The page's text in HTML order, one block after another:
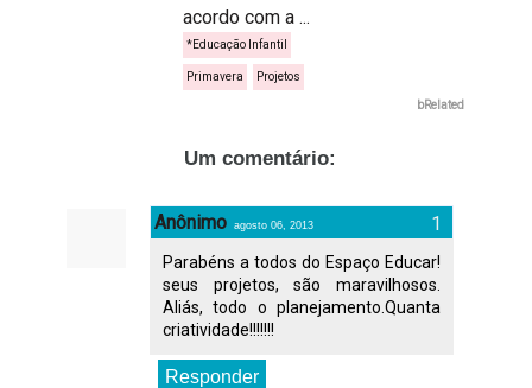
acordo com a ...
*Educação Infantil
Primavera Projetos
bRelated
Um comentário:
Anônimo agosto 06, 2013
Parabéns a todos do Espaço Educar!
seus projetos, são maravilhosos.
Aliás, todo o planejamento.Quanta
criatividade!!!!!!!
Responder